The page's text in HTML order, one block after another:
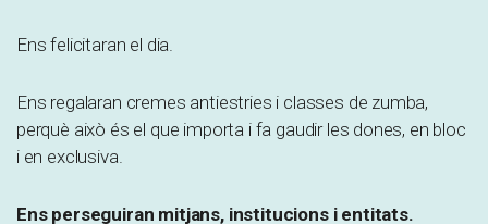
Ens felicitaran el dia.
Ens regalaran cremes antiestries i classes de zumba,
perquè això és el que importa i fa gaudir les dones, en bloc
i en exclusiva.
Ens perseguiran mitjans, institucions i entitats.